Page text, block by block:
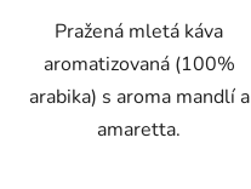
Pražená mletá káva
aromatizovaná (100%
arabika) s aroma mandlí a
amaretta.